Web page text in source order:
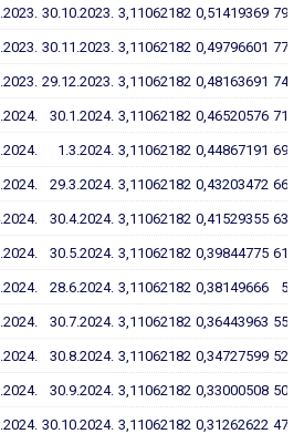
30.10.2023. 3,11062182 0,51419369
30.11.2023. 3,11062182 0,49796601
29.12.2023. 3,11062182 0,48163691
30.1.2024. 3,11062182 0,46520576
1.3.2024. 3,11062182 0,44867191
29.3.2024. 3,11062182 0,43203472
30.4.2024. 3,11062182 0,41529355
30.5.2024. 3,11062182 0,39844775
28.6.2024. 3,11062182 0,38149666
30.7.2024. 3,11062182 0,36443963
30.8.2024. 3,11062182 0,34727599
30.9.2024. 3,11062182 0,33000508
30.10.2024. 3,11062182 0,31262622